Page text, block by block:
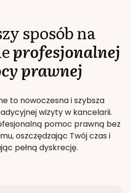
sposób na
profesjonalnej
prawnej
to nowoczesna i szybsza
wizyty w kancelarii.
pomoc prawną bez
oszczędzając Twój czas i
pełną dyskrecję.